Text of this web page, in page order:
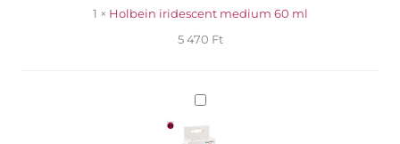
1 × Holbein iridescent medium 60 ml
5 470 Ft
Borciani
ecset